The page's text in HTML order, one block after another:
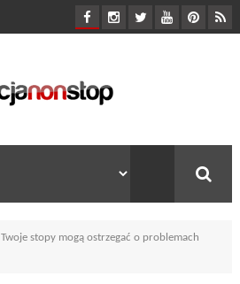
Twoje stopy mogą ostrzegać o problemach